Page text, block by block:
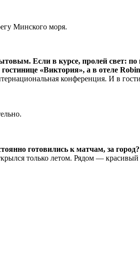
Минского моря.
Если в курсе, пролей свет: по
«Виктория», а в отеле
конференция. И в
готовились к матчам, за город?
только летом. Рядом —